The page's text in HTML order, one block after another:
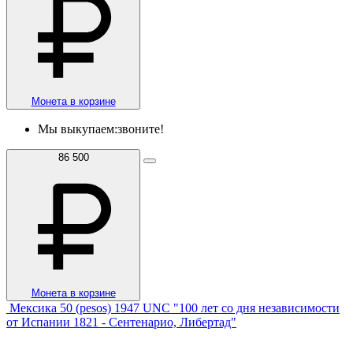
Монета в корзине
Мы выкупаем:звоните!
86 500
Монета в корзине
Мексика 50 (pesos) 1947 UNC "100 лет со дня независимости
от Испании 1821 - Сентенарио, Либертад"